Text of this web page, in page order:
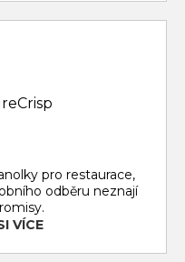
pro restaurace,
odběru neznají
VÍCE